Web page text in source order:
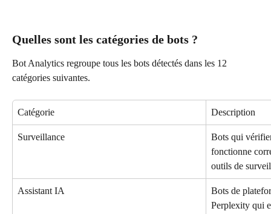
Quelles sont les catégories de bots ?
Bot Analytics regroupe tous les bots détectés dans les 12
catégories suivantes.
Catégorie Description
Surveillance
Bots qui
fonctionne
outils de
Assistant IA
Bots de
Perplexity qui